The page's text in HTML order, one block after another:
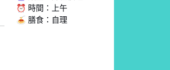
⏰ 時間：上午
🍝 膳食：自理